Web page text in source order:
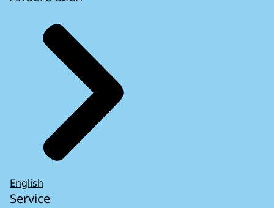
English
Service